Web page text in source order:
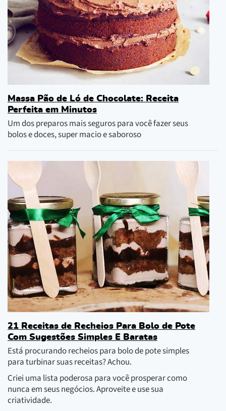
Massa Pão de Ló de Chocolate: Receita
Perfeita em Minutos
Um dos preparos mais seguros para você fazer seus
bolos e doces, super macio e saboroso
21 Receitas de Recheios Para Bolo de Pote
Com Sugestões Simples E Baratas
Está procurando recheios para bolo de pote simples
para turbinar suas receitas? Achou.
Criei uma lista poderosa para você prosperar como
nunca em seus negócios. Aproveite e use sua
criatividade.